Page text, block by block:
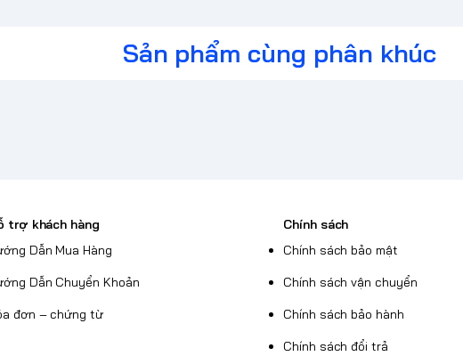
Sản phẩm cùng phân khúc
trợ khách hàng
Dẫn Mua Hàng
Dẫn Chuyển Khoản
đơn – chứng từ
Chính sách
Chính sách bảo mật
Chính sách vận chuyển
Chính sách bảo hành
Chính sách đổi trả